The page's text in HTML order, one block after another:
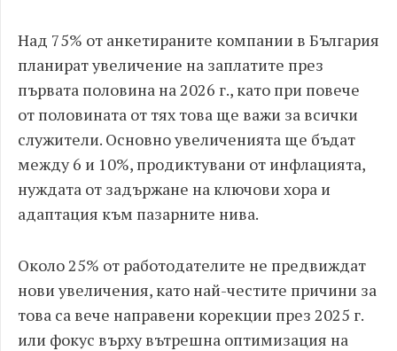
Над 75% от анкетираните компании в България
планират увеличение на заплатите през
първата половина на 2026 г., като при повече
от половината от тях това ще важи за всички
служители. Основно увеличенията ще бъдат
между 6 и 10%, продиктувани от инфлацията,
нуждата от задържане на ключови хора и
адаптация към пазарните нива.
Около 25% от работодателите не предвиждат
нови увеличения, като най-честите причини за
това са вече направени корекции през 2025 г.
или фокус върху вътрешна оптимизация на